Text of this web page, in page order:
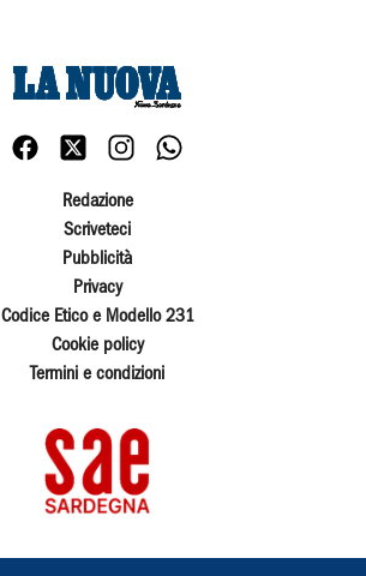
Redazione
Scriveteci
Pubblicità
Privacy
Codice Etico e Modello 231
Cookie policy
Termini e condizioni